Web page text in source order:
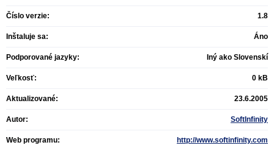
Číslo verzie: 1.8
Inštaluje sa: Áno
Podporované jazyky: Iný ako Slovenskí
Veľkosť: 0 kB
Aktualizované: 23.6.2005
Autor: SoftInfinity
Web programu: http://www.softinfinity.com